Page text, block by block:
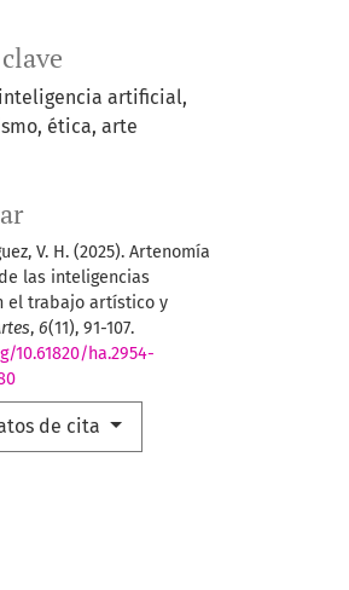
artificial,
ética, arte
V. H. (2025). Artenomía
las inteligencias
el trabajo artístico y
, 6(11), 91-107.
10.61820/ha.2954-
de cita